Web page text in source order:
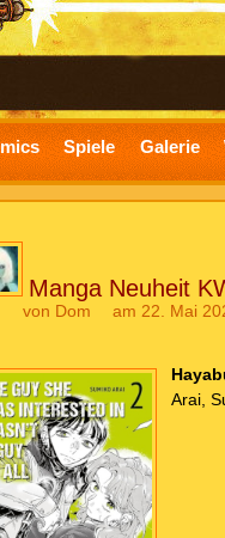
Spiele Galerie
Manga Neuheit
von Dom am 22. Mai
Arai,